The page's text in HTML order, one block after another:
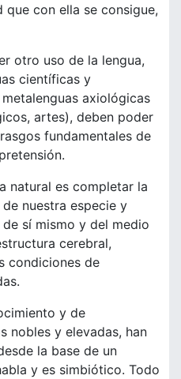
con ella se consigue,
otro uso de la lengua,
científicas y
axiológicas
artes), deben poder
fundamentales de
natural es completar la
nuestra especie y
sí mismo y del medio
cerebral,
condiciones de
y de
nobles y elevadas, han
la base de un
y es simbiótico. Todo